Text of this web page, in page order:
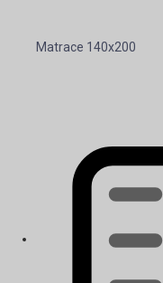
Matrace 140x200